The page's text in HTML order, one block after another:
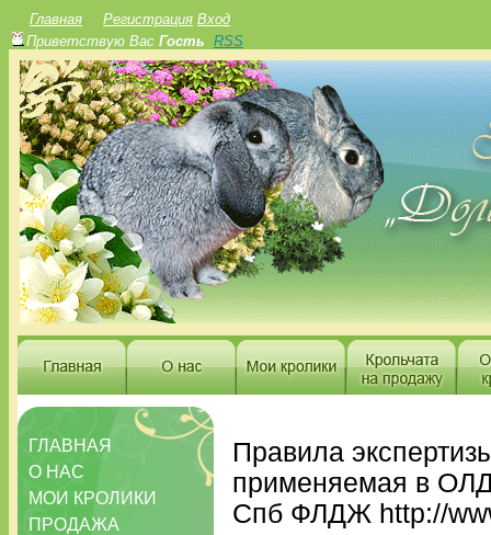
Главная Регистрация Вход
Приветствую Вас Гость RSS
ГЛАВНАЯ
О НАС
МОИ КРОЛИКИ
ПРОДАЖА
Правила
применяемая в
Спб ФЛДЖ http://